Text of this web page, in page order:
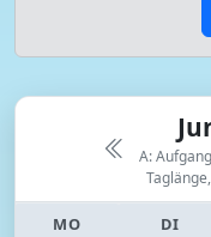
A:
Taglänge,
MO DI